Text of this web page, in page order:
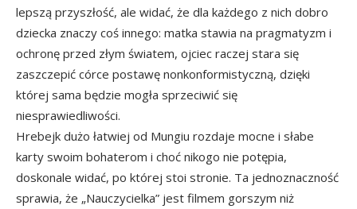
lepszą przyszłość, ale widać, że dla każdego z nich dobro
dziecka znaczy coś innego: matka stawia na pragmatyzm i
ochronę przed złym światem, ojciec raczej stara się
zaszczepić córce postawę nonkonformistyczną, dzięki
której sama będzie mogła sprzeciwić się
niesprawiedliwości.
Hrebejk dużo łatwiej od Mungiu rozdaje mocne i słabe
karty swoim bohaterom i choć nikogo nie potępia,
doskonale widać, po której stoi stronie. Ta jednoznaczność
sprawia, że „Nauczycielka” jest filmem gorszym niż